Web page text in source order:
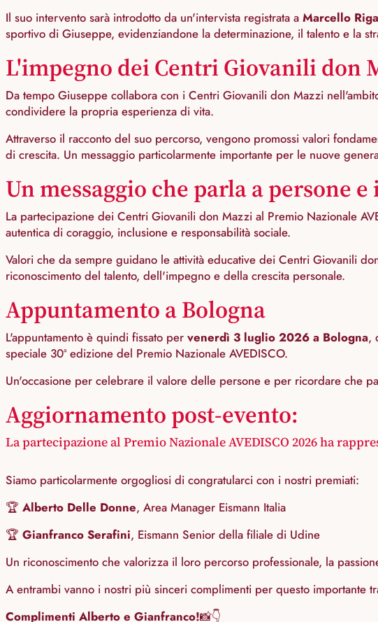
Il suo intervento sarà introdotto da un'intervista registrata a Marcello
sportivo di Giuseppe, evidenziandone la determinazione, il talento e la
L'impegno dei Centri Giovanili don
Da tempo Giuseppe collabora con i Centri Giovanili don Mazzi
condividere la propria esperienza di vita.
Attraverso il racconto del suo percorso, vengono promossi valori
di crescita. Un messaggio particolarmente importante per le nuove
Un messaggio che parla a persone
La partecipazione dei Centri Giovanili don Mazzi al Premio Nazionale
autentica di coraggio, inclusione e responsabilità sociale.
Valori che da sempre guidano le attività educative dei Centri Giovanili
riconoscimento del talento, dell'impegno e della crescita personale.
Appuntamento a Bologna
L'appuntamento è quindi fissato per venerdì 3 luglio 2026 a Bologna,
speciale 30ª edizione del Premio Nazionale AVEDISCO.
Un'occasione per celebrare il valore delle persone e per ricordare che
Aggiornamento post-evento:
La partecipazione al Premio Nazionale AVEDISCO 2026 ha
Siamo particolarmente orgogliosi di congratularci con i nostri premiati:
🏆 Alberto Delle Donne, Area Manager Eismann Italia
🏆 Gianfranco Serafini, Eismann Senior della filiale di Udine
Un riconoscimento che valorizza il loro percorso professionale, la
A entrambi vanno i nostri più sinceri complimenti per questo
Complimenti Alberto e Gianfranco!📸👇